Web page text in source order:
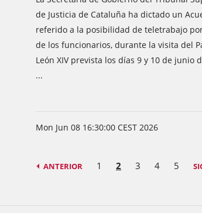
de Justicia de Cataluña ha dictado un
referido a la posibilidad de teletrabajo
de los funcionarios, durante la visita del
León XIV prevista los días 9 y 10 de junio
...
Mon Jun 08 16:30:00 CEST 2026
ANTERIOR 1 2 3 4 5